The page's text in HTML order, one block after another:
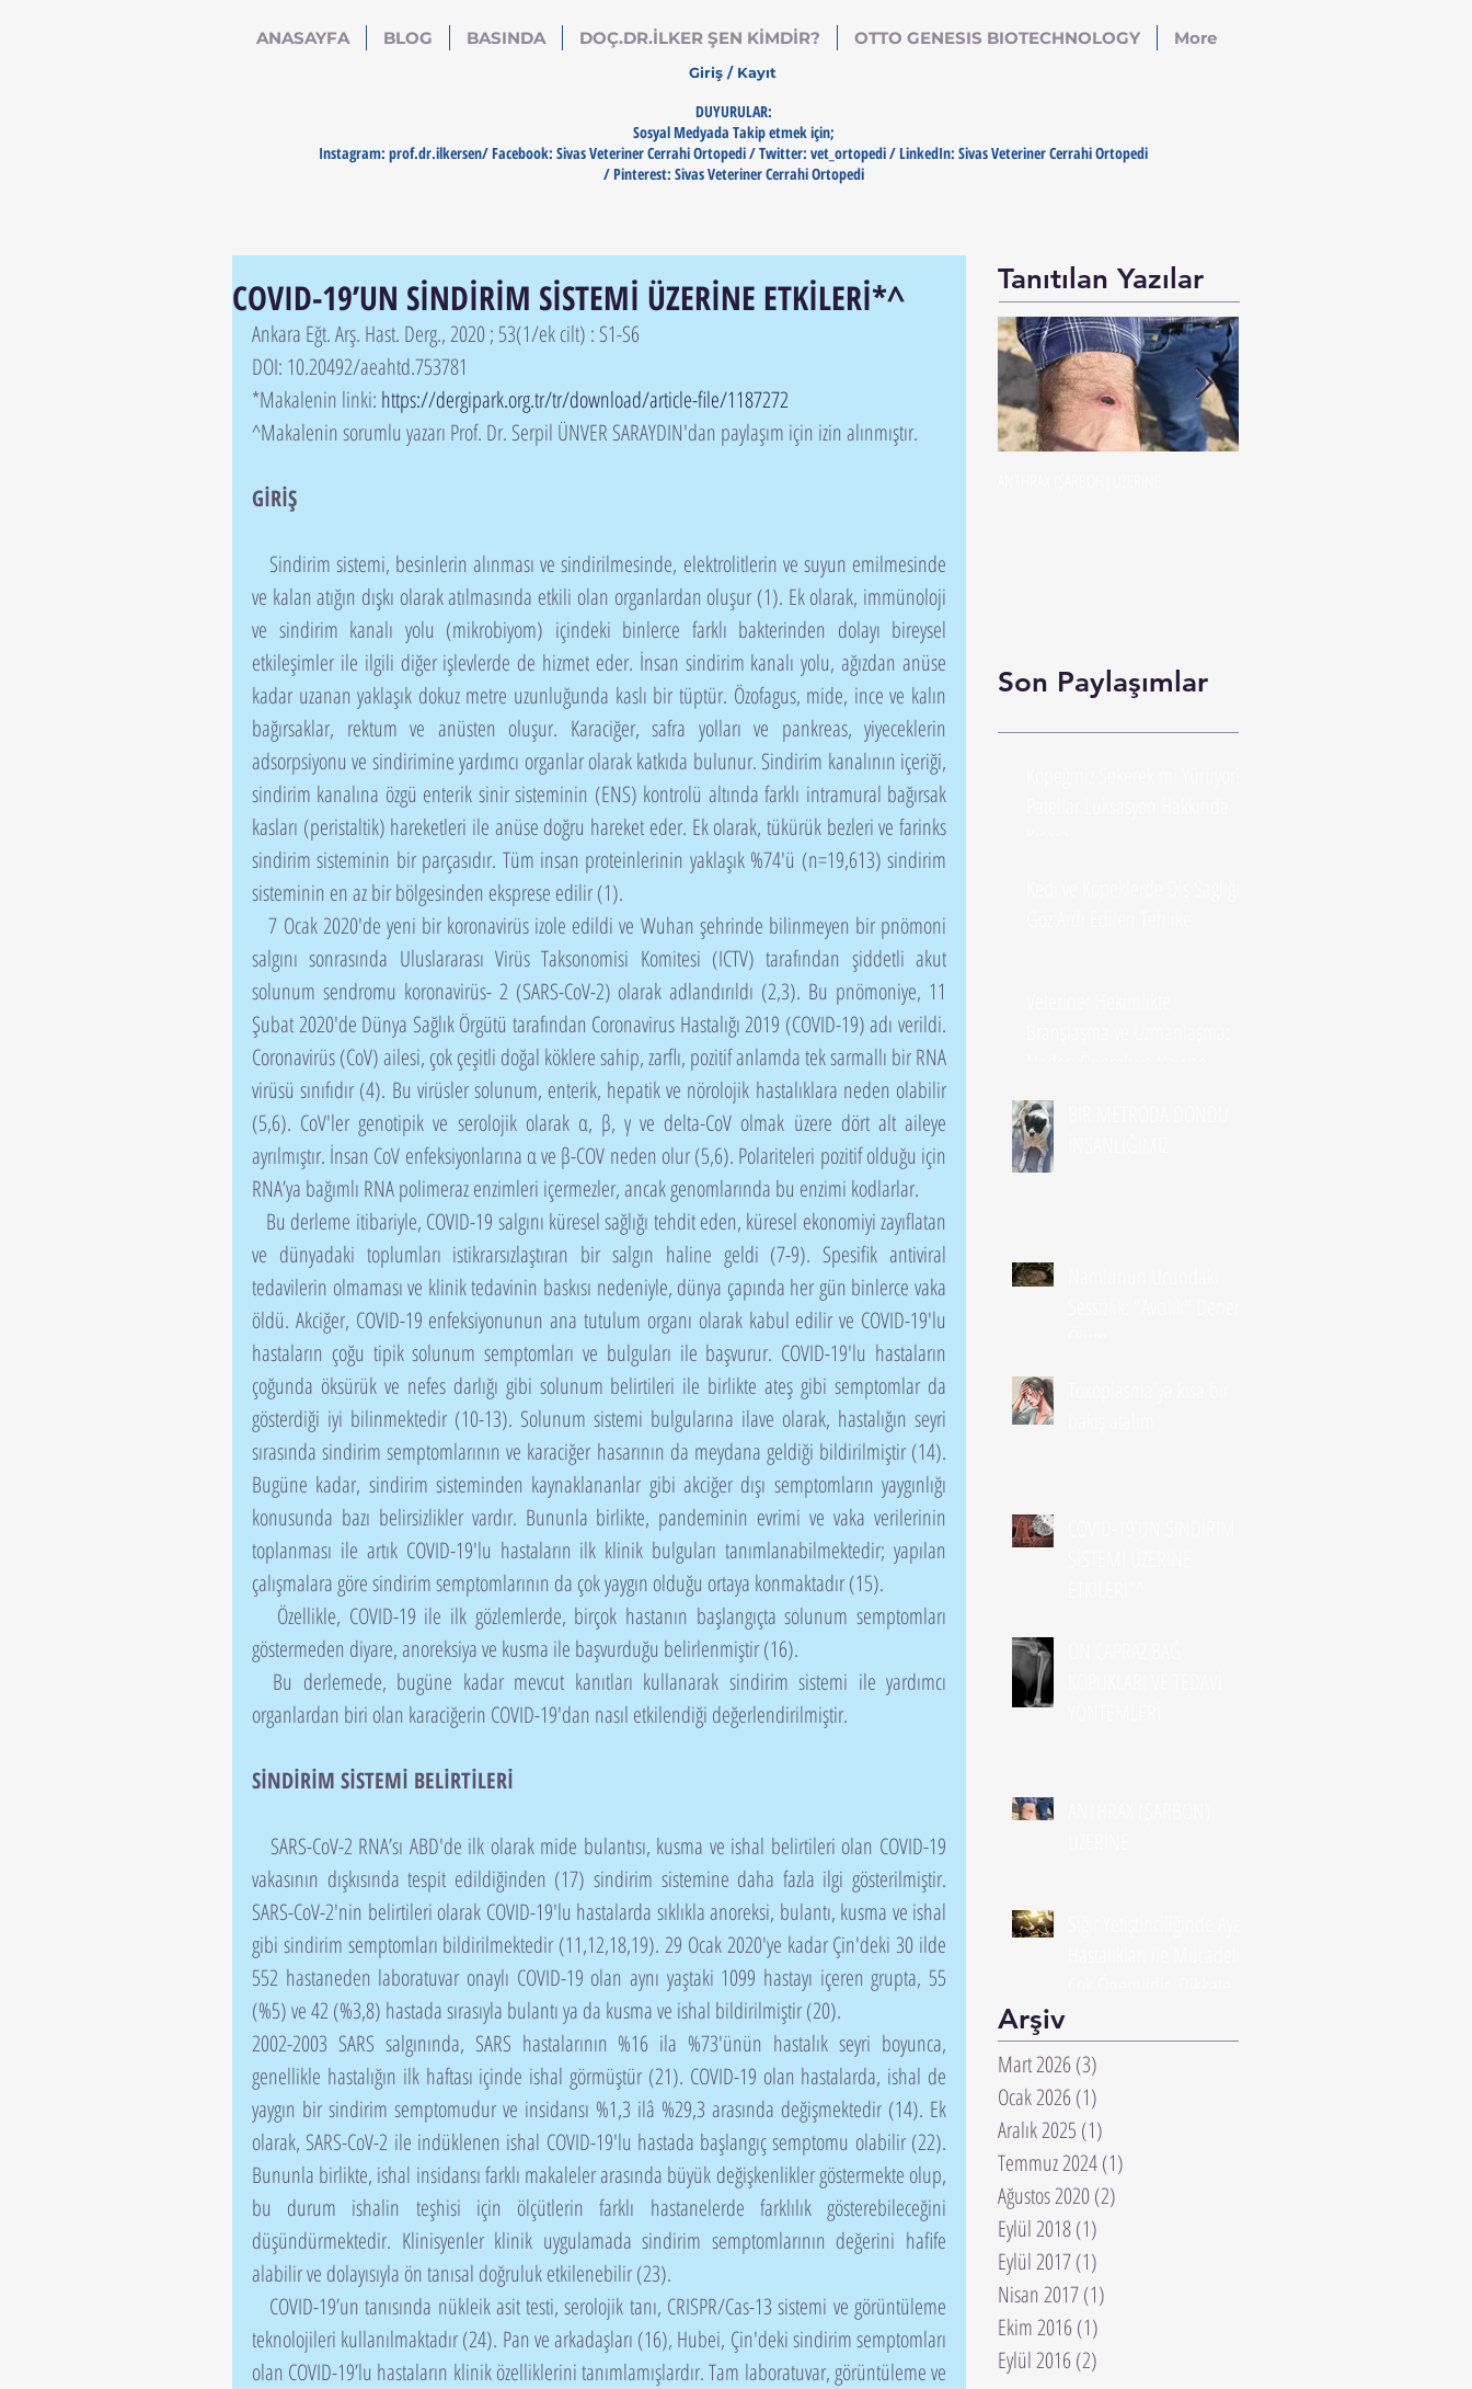
ANASAYFA BLOG BASINDA DOÇ.DR.İLKER ŞEN KİMDİR? OTTO GENESIS BIOTECHNOLOGY More
Giriş / Kayıt
DUYURULAR:
Sosyal Medyada Takip etmek için;
Instagram: prof.dr.ilkersen/ Facebook: Sivas Veteriner Cerrahi Ortopedi / Twitter: vet_ortopedi / LinkedIn: Sivas Veteriner Cerrahi Ortopedi
/ Pinterest: Sivas Veteriner Cerrahi Ortopedi
COVID-19’UN SİNDİRİM SİSTEMİ ÜZERİNE ETKİLERİ*^
Ankara Eğt. Arş. Hast. Derg., 2020 ; 53(1/ek cilt) : S1-S6
DOI: 10.20492/aeahtd.753781
*Makalenin linki: https://dergipark.org.tr/tr/download/article-file/1187272
^Makalenin sorumlu yazarı Prof. Dr. Serpil ÜNVER SARAYDIN'dan paylaşım için izin alınmıştır.
GİRİŞ
ve kalan atığın dışkı olarak atılmasında etkili olan organlardan oluşur (1). Ek olarak, immünoloji
ve sindirim kanalı yolu (mikrobiyom) içindeki binlerce farklı bakterinden dolayı bireysel
etkileşimler ile ilgili diğer işlevlerde de hizmet eder. İnsan sindirim kanalı yolu, ağızdan anüse
kadar uzanan yaklaşık dokuz metre uzunluğunda kaslı bir tüptür. Özofagus, mide, ince ve kalın
bağırsaklar, rektum ve anüsten oluşur. Karaciğer, safra yolları ve pankreas, yiyeceklerin
adsorpsiyonu ve sindirimine yardımcı organlar olarak katkıda bulunur. Sindirim kanalının içeriği,
sindirim kanalına özgü enterik sinir sisteminin (ENS) kontrolü altında farklı intramural bağırsak
kasları (peristaltik) hareketleri ile anüse doğru hareket eder. Ek olarak, tükürük bezleri ve farinks
sindirim sisteminin bir parçasıdır. Tüm insan proteinlerinin yaklaşık %74'ü (n=19,613) sindirim
sisteminin en az bir bölgesinden eksprese edilir (1).
   7 Ocak 2020'de yeni bir koronavirüs izole edildi ve Wuhan şehrinde bilinmeyen bir pnömoni
salgını sonrasında Uluslararası Virüs Taksonomisi Komitesi (ICTV) tarafından şiddetli akut
solunum sendromu koronavirüs- 2 (SARS-CoV-2) olarak adlandırıldı (2,3). Bu pnömoniye, 11
Şubat 2020'de Dünya Sağlık Örgütü tarafından Coronavirus Hastalığı 2019 (COVID-19) adı verildi.
Coronavirüs (CoV) ailesi, çok çeşitli doğal köklere sahip, zarflı, pozitif anlamda tek sarmallı bir RNA
virüsü sınıfıdır (4). Bu virüsler solunum, enterik, hepatik ve nörolojik hastalıklara neden olabilir
(5,6). CoV'ler genotipik ve serolojik olarak α, β, γ ve delta-CoV olmak üzere dört alt aileye
ayrılmıştır. İnsan CoV enfeksiyonlarına α ve β-COV neden olur (5,6). Polariteleri pozitif olduğu için
RNA’ya bağımlı RNA polimeraz enzimleri içermezler, ancak genomlarında bu enzimi kodlarlar.
ve dünyadaki toplumları istikrarsızlaştıran bir salgın haline geldi (7-9). Spesifik antiviral
tedavilerin olmaması ve klinik tedavinin baskısı nedeniyle, dünya çapında her gün binlerce vaka
öldü. Akciğer, COVID-19 enfeksiyonunun ana tutulum organı olarak kabul edilir ve COVID-19'lu
hastaların çoğu tipik solunum semptomları ve bulguları ile başvurur. COVID-19'lu hastaların
çoğunda öksürük ve nefes darlığı gibi solunum belirtileri ile birlikte ateş gibi semptomlar da
gösterdiği iyi bilinmektedir (10-13). Solunum sistemi bulgularına ilave olarak, hastalığın seyri
sırasında sindirim semptomlarının ve karaciğer hasarının da meydana geldiği bildirilmiştir (14).
Bugüne kadar, sindirim sisteminden kaynaklananlar gibi akciğer dışı semptomların yaygınlığı
konusunda bazı belirsizlikler vardır. Bununla birlikte, pandeminin evrimi ve vaka verilerinin
toplanması ile artık COVID-19'lu hastaların ilk klinik bulguları tanımlanabilmektedir; yapılan
çalışmalara göre sindirim semptomlarının da çok yaygın olduğu ortaya konmaktadır (15).
göstermeden diyare, anoreksiya ve kusma ile başvurduğu belirlenmiştir (16).
organlardan biri olan karaciğerin COVID-19'dan nasıl etkilendiği değerlendirilmiştir.
SİNDİRİM SİSTEMİ BELİRTİLERİ
vakasının dışkısında tespit edildiğinden (17) sindirim sistemine daha fazla ilgi gösterilmiştir.
SARS-CoV-2'nin belirtileri olarak COVID-19'lu hastalarda sıklıkla anoreksi, bulantı, kusma ve ishal
gibi sindirim semptomları bildirilmektedir (11,12,18,19). 29 Ocak 2020'ye kadar Çin'deki 30 ilde
552 hastaneden laboratuvar onaylı COVID-19 olan aynı yaştaki 1099 hastayı içeren grupta, 55
(%5) ve 42 (%3,8) hastada sırasıyla bulantı ya da kusma ve ishal bildirilmiştir (20).
2002-2003 SARS salgınında, SARS hastalarının %16 ila %73'ünün hastalık seyri boyunca,
genellikle hastalığın ilk haftası içinde ishal görmüştür (21). COVID-19 olan hastalarda, ishal de
yaygın bir sindirim semptomudur ve insidansı %1,3 ilâ %29,3 arasında değişmektedir (14). Ek
olarak, SARS-CoV-2 ile indüklenen ishal COVID-19'lu hastada başlangıç semptomu olabilir (22).
Bununla birlikte, ishal insidansı farklı makaleler arasında büyük değişkenlikler göstermekte olup,
bu durum ishalin teşhisi için ölçütlerin farklı hastanelerde farklılık gösterebileceğini
düşündürmektedir. Klinisyenler klinik uygulamada sindirim semptomlarının değerini hafife
alabilir ve dolayısıyla ön tanısal doğruluk etkilenebilir (23).
teknolojileri kullanılmaktadır (24). Pan ve arkadaşları (16), Hubei, Çin'deki sindirim semptomları
olan COVID-19’lu hastaların klinik özelliklerini tanımlamışlardır. Tam laboratuvar, görüntüleme ve
Tanıtılan Yazılar
Son Paylaşımlar
Sahipleri Ne Yapmalı?
Arşiv
Mart 2026 (3)
Ocak 2026 (1)
Aralık 2025 (1)
Temmuz 2024(1)
Ağustos 2020 (2)
Eylül 2018(1)
Eylül 2017(1)
Nisan 2017(1)
Ekim 2016 (1)
Eylül 2016 (2)